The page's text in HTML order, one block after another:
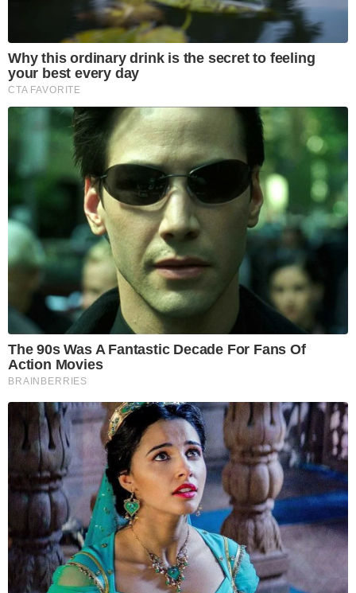
Why this ordinary drink is the secret to feeling
your best every day
CTA FAVORITE
The 90s Was A Fantastic Decade For Fans Of
Action Movies
BRAINBERRIES